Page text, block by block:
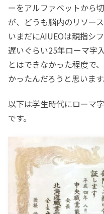
ーをアルファベットから
が、どうも脳内のリソー
いまだにAIUEOは親指シ
遅いぐらい25年ローマ字
とはできなかった程度で
かったんだろうと思います
以下は学生時代にローマ
です。